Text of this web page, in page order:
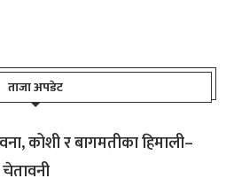
ताजा अपडेट
कोशी र बागमतीका हिमाली–
चेतावनी